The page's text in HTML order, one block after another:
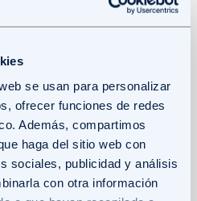
se usan para personalizar
ofrecer funciones de redes
Además, compartimos
haga del sitio web con
sociales, publicidad y análisis
con otra información
energético 100%
Agencia Internacional
(IRENA), la energía
cubrir más del 25% de
mundial para 2050.
solar para